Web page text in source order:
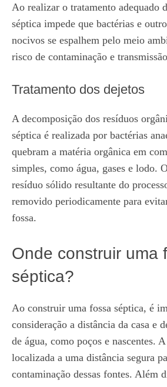
Ao realizar o tratamento adequado
séptica impede que bactérias e
nocivos se espalhem pelo meio
risco de contaminação e
Tratamento dos dejetos
A decomposição dos resíduos
séptica é realizada por bactérias
quebram a matéria orgânica em
simples, como água, gases e lodo.
resíduo sólido resultante do
removido periodicamente para
fossa.
Onde construir uma
séptica?
Ao construir uma fossa séptica, é
consideração a distância da casa e
de água, como poços e nascentes.
localizada a uma distância segura
contaminação dessas fontes. Além